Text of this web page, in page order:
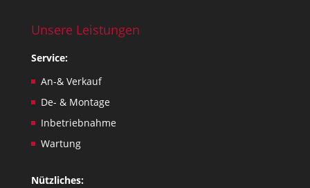
Unsere Leistungen
Service:
An-& Verkauf
De- & Montage
Inbetriebnahme
Wartung
Nützliches: